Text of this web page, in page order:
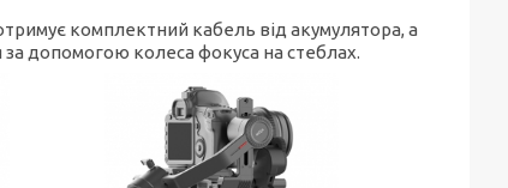
комплектний кабель від акумулятора, а
допомогою колеса фокуса на стеблах.